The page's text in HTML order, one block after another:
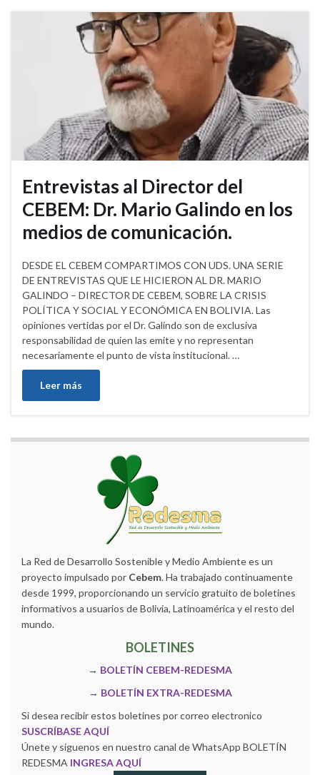
Entrevistas al Director del
CEBEM: Dr. Mario Galindo en los
medios de comunicación.
DESDE EL CEBEM COMPARTIMOS CON UDS. UNA SERIE
DE ENTREVISTAS QUE LE HICIERON AL DR. MARIO
GALINDO – DIRECTOR DE CEBEM, SOBRE LA CRISIS
POLÍTICA Y SOCIAL Y ECONÓMICA EN BOLIVIA. Las
opiniones vertidas por el Dr. Galindo son de exclusiva
responsabilidad de quien las emite y no representan
necesariamente el punto de vista institucional. …
Leer más
La Red de Desarrollo Sostenible y Medio Ambiente es un
proyecto impulsado por Cebem. Ha trabajado continuamente
desde 1999, proporcionando un servicio gratuito de boletines
informativos a usuarios de Bolivia, Latinoamérica y el resto del
mundo.
BOLETINES
→ BOLETÍN CEBEM-REDESMA
→ BOLETÍN EXTRA-REDESMA
Si desea recibir estos boletines por correo electronico
SUSCRÍBASE AQUÍ
Únete y siguenos en nuestro canal de WhatsApp BOLETÍN
REDESMA INGRESA AQUÍ